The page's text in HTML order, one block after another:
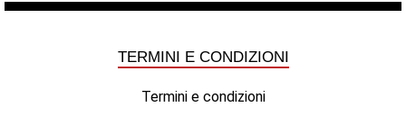
TERMINI E CONDIZIONI
Termini e condizioni